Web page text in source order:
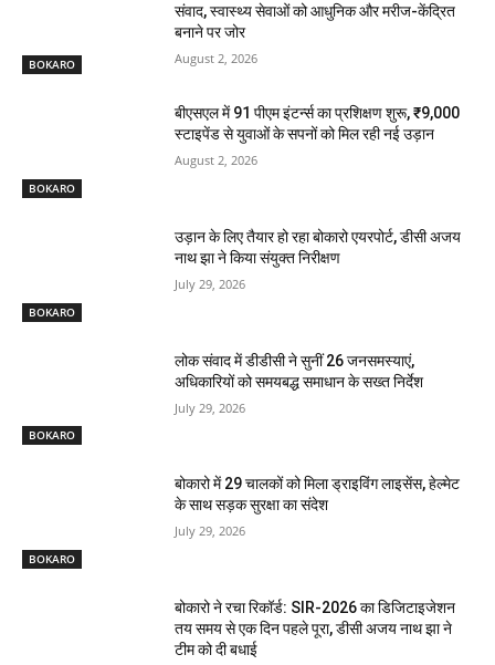
BOKARO
संवाद, स्वास्थ्य सेवाओं को आधुनिक और मरीज-केंद्रित
बनाने पर जोर
August 2, 2026
BOKARO
बीएसएल में 91 पीएम इंटर्न्स का प्रशिक्षण शुरू, ₹9,000
स्टाइपेंड से युवाओं के सपनों को मिल रही नई उड़ान
August 2, 2026
BOKARO
उड़ान के लिए तैयार हो रहा बोकारो एयरपोर्ट, डीसी अजय
नाथ झा ने किया संयुक्त निरीक्षण
July 29, 2026
BOKARO
लोक संवाद में डीडीसी ने सुनीं 26 जनसमस्याएं,
अधिकारियों को समयबद्ध समाधान के सख्त निर्देश
July 29, 2026
BOKARO
बोकारो में 29 चालकों को मिला ड्राइविंग लाइसेंस, हेल्मेट
के साथ सड़क सुरक्षा का संदेश
July 29, 2026
बोकारो ने रचा रिकॉर्ड: SIR-2026 का डिजिटाइजेशन
तय समय से एक दिन पहले पूरा, डीसी अजय नाथ झा ने
टीम को दी बधाई